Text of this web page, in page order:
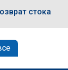
стока